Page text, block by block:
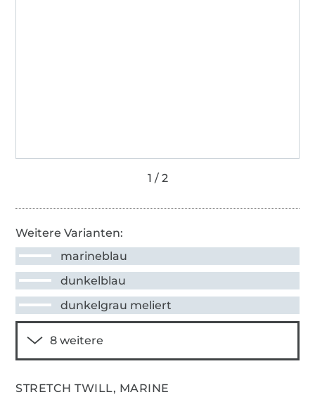
Weitere Varianten:
marineblau
dunkelblau
dunkelgrau meliert
STRETCH TWILL, MARINE